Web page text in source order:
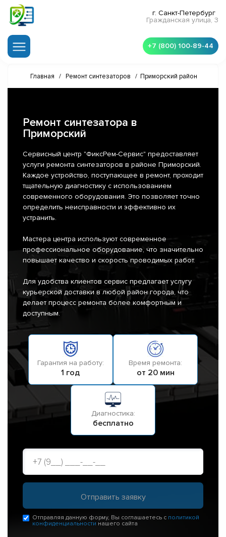
г. Санкт-Петербург
Гражданская улица, 3
+7 (800) 100-89-44
Главная / Ремонт синтезаторов / Приморский район
Ремонт синтезатора в
Приморский
Сервисный центр "ФиксРем-Сервис" предоставляет
услуги ремонта синтезаторов в районе Приморский.
Каждое устройство, поступающее в ремонт, проходит
тщательную диагностику с использованием
современного оборудования. Это позволяет точно
определить неисправности и эффективно их
устранить.
Мастера центра используют современное
профессиональное оборудование, что значительно
повышает качество и скорость проводимых работ.
Для удобства клиентов сервис предлагает услугу
курьерской доставки в любой район города, что
делает процесс ремонта более комфортным и
доступным.
Гарантия на работу:
1 год
Время ремонта:
от 20 мин
Диагностика:
бесплатно
Отправляя данную форму, Вы соглашаетесь с политикой
конфиденциальности нашего сайта